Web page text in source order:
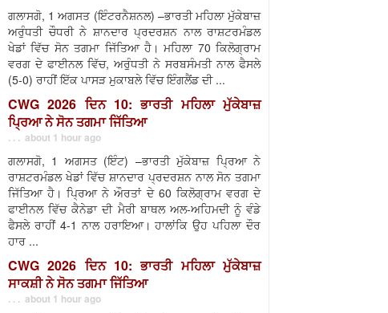
ਗਲਾਸਗੋ, 1 ਅਗਸਤ (ਇੰਟਰਨੈਸ਼ਨਲ) –ਭਾਰਤੀ ਮਹਿਲਾ ਮੁੱਕੇਬਾਜ਼
ਅਰੁੰਧਤੀ ਚੌਧਰੀ ਨੇ ਸ਼ਾਨਦਾਰ ਪ੍ਰਦਰਸ਼ਨ ਨਾਲ ਰਾਸ਼ਟਰਮੰਡਲ
ਖੇਡਾਂ ਵਿੱਚ ਸੋਨ ਤਗਮਾ ਜਿੱਤਿਆ ਹੈ। ਮਹਿਲਾ 70 ਕਿਲੋਗ੍ਰਾਮ
ਵਰਗ ਦੇ ਫਾਈਨਲ ਵਿੱਚ, ਅਰੁੰਧਤੀ ਨੇ ਸਰਬਸੰਮਤੀ ਨਾਲ ਫੈਸਲੇ
(5-0) ਰਾਹੀਂ ਇੱਕ ਪਾਸੜ ਮੁਕਾਬਲੇ ਵਿੱਚ ਇੰਗਲੈਂਡ ਦੀ ...
CWG 2026 ਦਿਨ 10: ਭਾਰਤੀ ਮਹਿਲਾ ਮੁੱਕੇਬਾਜ਼
ਪ੍ਰਿਆ ਨੇ ਸੋਨ ਤਗਮਾ ਜਿੱਤਿਆ
. . . about 1 hour ago
ਗਲਾਸਗੋ, 1 ਅਗਸਤ (ਇੰਟ) –ਭਾਰਤੀ ਮੁੱਕੇਬਾਜ਼ ਪ੍ਰਿਆ ਨੇ
ਰਾਸ਼ਟਰਮੰਡਲ ਖੇਡਾਂ ਵਿੱਚ ਸ਼ਾਨਦਾਰ ਪ੍ਰਦਰਸ਼ਨ ਨਾਲ ਸੋਨ ਤਗਮਾ
ਜਿੱਤਿਆ ਹੈ। ਪ੍ਰਿਆ ਨੇ ਔਰਤਾਂ ਦੇ 60 ਕਿਲੋਗ੍ਰਾਮ ਵਰਗ ਦੇ
ਫਾਈਨਲ ਵਿੱਚ ਕੈਨੇਡਾ ਦੀ ਮੈਰੀ ਬਾਥਲ ਅਲ-ਅਹਿਮਦੀ ਨੂੰ ਵੰਡੇ
ਫੈਸਲੇ ਰਾਹੀਂ 4-1 ਨਾਲ ਹਰਾਇਆ। ਹਾਲਾਂਕਿ ਉਹ ਪਹਿਲਾ ਦੌਰ
ਹਾਰ ...
CWG 2026 ਦਿਨ 10: ਭਾਰਤੀ ਮਹਿਲਾ ਮੁੱਕੇਬਾਜ਼
ਸਾਕਸ਼ੀ ਨੇ ਸੋਨ ਤਗਮਾ ਜਿੱਤਿਆ
. . . about 1 hour ago